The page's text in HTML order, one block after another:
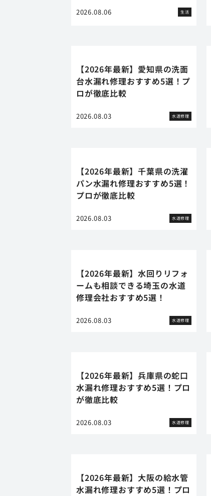
2026.08.06 生活
【2026年最新】愛知県の洗面
台水漏れ修理おすすめ5選！プ
ロが徹底比較
2026.08.03 水道修理
【2026年最新】千葉県の洗濯
パン水漏れ修理おすすめ5選！
プロが徹底比較
2026.08.03 水道修理
【2026年最新】水回りリフォ
ームも相談できる埼玉の水道
修理会社おすすめ5選！
2026.08.03 水道修理
【2026年最新】兵庫県の蛇口
水漏れ修理おすすめ5選！プロ
が徹底比較
2026.08.03 水道修理
【2026年最新】大阪の給水管
水漏れ修理おすすめ5選！プロ